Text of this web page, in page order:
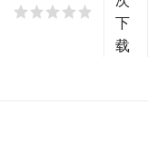
下
载